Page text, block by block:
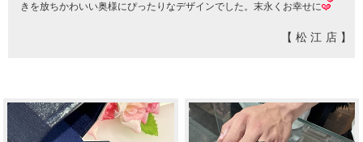
きを放ちかわいい奥様にぴったりなデザインでした。末永くお幸せに
【松江店】